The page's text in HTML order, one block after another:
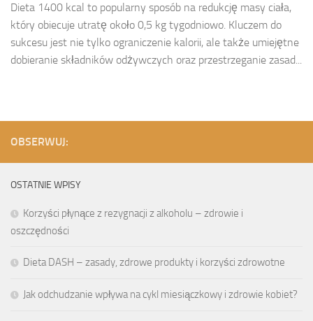
Dieta 1400 kcal to popularny sposób na redukcję masy ciała,
który obiecuje utratę około 0,5 kg tygodniowo. Kluczem do
sukcesu jest nie tylko ograniczenie kalorii, ale także umiejętne
dobieranie składników odżywczych oraz przestrzeganie zasad...
OBSERWUJ:
OSTATNIE WPISY
Korzyści płynące z rezygnacji z alkoholu – zdrowie i
oszczędności
Dieta DASH – zasady, zdrowe produkty i korzyści zdrowotne
Jak odchudzanie wpływa na cykl miesiączkowy i zdrowie kobiet?